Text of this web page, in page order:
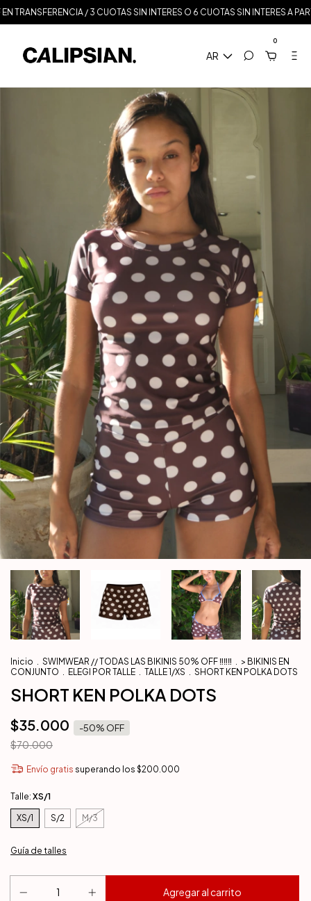
/ 3 CUOTAS SIN INTERES O 6 CUOTAS SIN INTERES A PARTIR
AR
0
Inicio . SWIMWEAR // TODAS LAS BIKINIS 50% OFF ‼️‼️‼️ . > BIKINIS EN
CONJUNTO . ELEGI POR TALLE . TALLE 1/XS . SHORT KEN POLKA DOTS
SHORT KEN POLKA DOTS
$35.000 -50% OFF
$70.000
Envío gratis superando los $200.000
Talle: XS/1
XS/1 S/2 M/3
Guía de talles